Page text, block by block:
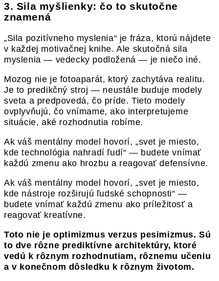
3. Sila myšlienky: čo to skutočne
znamená
„Sila pozitívneho myslenia“ je fráza, ktorú nájdete
v každej motivačnej knihe. Ale skutočná sila
myslenia — vedecky podložená — je niečo iné.
Mozog nie je fotoaparát, ktorý zachytáva realitu.
Je to predikčný stroj — neustále buduje modely
sveta a predpovedá, čo príde. Tieto modely
ovplyvňujú, čo vnímame, ako interpretujeme
situácie, aké rozhodnutia robíme.
Ak váš mentálny model hovorí, „svet je miesto,
kde technológia nahradí ľudí“ — budete vnímať
každú zmenu ako hrozbu a reagovať defensívne.
Ak váš mentálny model hovorí, „svet je miesto,
kde nástroje rozširujú ľudské schopnosti“ —
budete vnímať každú zmenu ako príležitosť a
reagovať kreatívne.
Toto nie je optimizmus verzus pesimizmus. Sú
to dve rôzne prediktívne architektúry, ktoré
vedú k rôznym rozhodnutiam, rôznemu učeniu
a v konečnom dôsledku k rôznym životom.